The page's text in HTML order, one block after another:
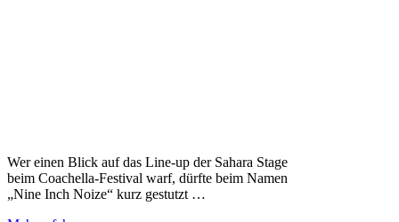
Wer einen Blick auf das Line-up der Sahara Stage
beim Coachella-Festival warf, dürfte beim Namen
„Nine Inch Noize“ kurz gestutzt …